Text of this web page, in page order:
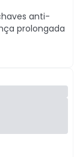
anti-
prolongada